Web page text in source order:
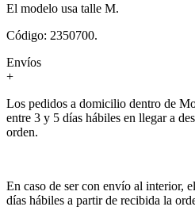
El modelo usa talle M.
Código: 2350700.
Envíos
+
Los pedidos a domicilio dentro de
entre 3 y 5 días hábiles en llegar a
orden.
En caso de ser con envío al interior,
días hábiles a partir de recibida la